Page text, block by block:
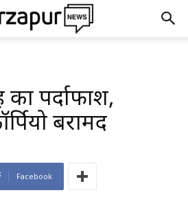
का पर्दाफाश,
बरामद
Facebook